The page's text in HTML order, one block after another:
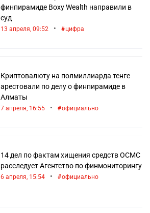
финпирамиде Boxy Wealth направили в
суд
13 апреля, 09:52 • цифра
Криптовалюту на полмиллиарда тенге
арестовали по делу о финпирамиде в
Алматы
7 апреля, 16:55 • официально
14 дел по фактам хищения средств ОСМС
расследует Агентство по финмониторингу
6 апреля, 15:54 • официально